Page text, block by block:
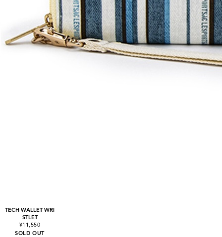
TECH WALLET WRI
STLET
¥11,550
SOLD OUT